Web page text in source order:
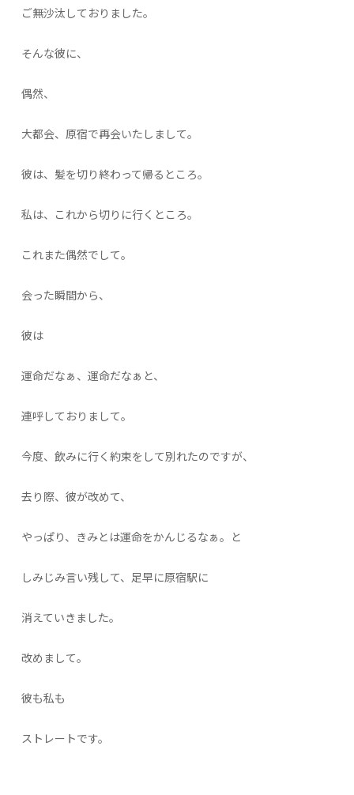
ご無沙汰しておりました。
そんな彼に、
偶然、
大都会、原宿で再会いたしまして。
彼は、髪を切り終わって帰るところ。
私は、これから切りに行くところ。
これまた偶然でして。
会った瞬間から、
彼は
運命だなぁ、運命だなぁと、
連呼しておりまして。
今度、飲みに行く約束をして別れたのですが、
去り際、彼が改めて、
やっぱり、きみとは運命をかんじるなぁ。と
しみじみ言い残して、足早に原宿駅に
消えていきました。
改めまして。
彼も私も
ストレートです。